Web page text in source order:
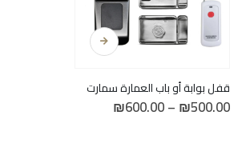
هناك
العديد
الأشكال
المختلفة
لهذا
قفل بوابة أو باب العمارة سمارت
₪500.00
–
₪600.00